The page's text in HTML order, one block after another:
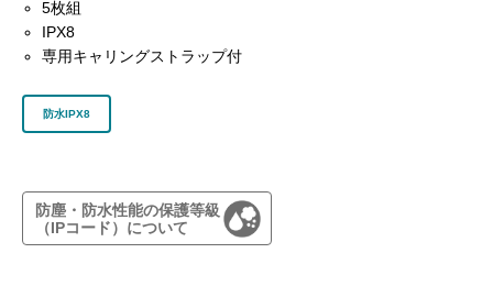
5枚組
IPX8
専用キャリングストラップ付
防水IPX8
防塵・防水性能の保護等級
（IPコード）について